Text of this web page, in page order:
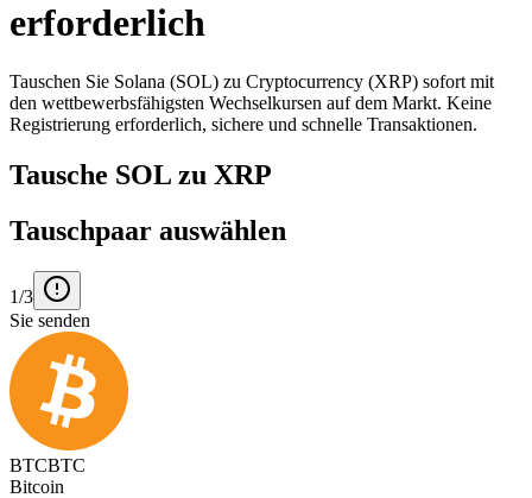
erforderlich
Tauschen Sie Solana (SOL) zu Cryptocurrency (XRP) sofort mit
den wettbewerbsfähigsten Wechselkursen auf dem Markt. Keine
Registrierung erforderlich, sichere und schnelle Transaktionen.
Tausche SOL zu XRP
Tauschpaar auswählen
1/3
Sie senden
BTCBTC
Bitcoin